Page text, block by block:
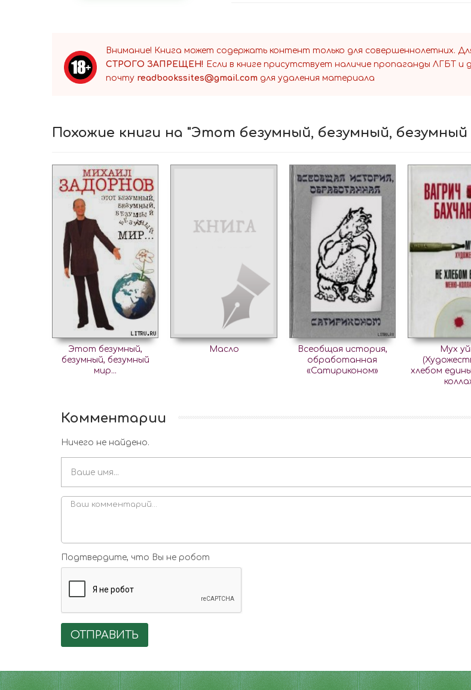
Внимание! Книга может содержать контент только для совершеннолетних.
СТРОГО ЗАПРЕЩЕН! Если в книге присутствует наличие пропаганды ЛГБТ
почту readbookssites@gmail.com для удаления материала
Похожие книги на "Этот безумный, безумный,
Этот безумный,
безумный, безумный
мир...
Масло
Всеобщая история,
обработанная
«Сатириконом»
Мух
хлебом
Комментарии
Ничего не найдено.
Подтвердите, что Вы не робот
ОТПРАВИТЬ